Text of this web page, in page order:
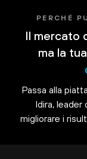
PERCHÉ
Il mercato
ma la tua
Passa alla
Idira,
migliorare i